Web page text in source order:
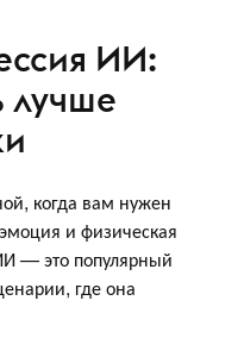
ИИ:
лучше
когда вам нужен
и физическая
— это популярный
где она